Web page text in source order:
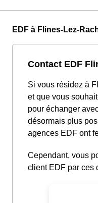
EDF à Flines-Lez-
Contact EDF
Si vous résidez à
et que vous
pour échanger
désormais plus
agences EDF ont
Cependant, vous
client EDF par ces